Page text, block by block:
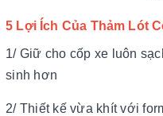
5 Lợi Ích Của Thảm Lót
1/ Giữ cho cốp xe luôn
sinh hơn
2/ Thiết kế vừa khít với